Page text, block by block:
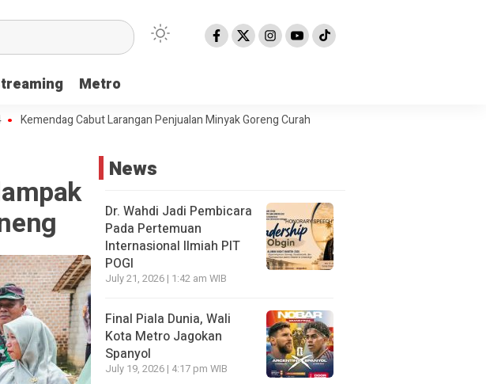
Metro
Cabut Larangan Penjualan Minyak Goreng Curah Berita Populer: Uji Coba Gage ke Anyer-
News
Dr. Wahdi Jadi Pembicara
Pada Pertemuan
Internasional Ilmiah PIT
POGI
July 21, 2026 | 1:42 am WIB
Final Piala Dunia, Wali
Kota Metro Jagokan
Spanyol
July 19, 2026 | 4:17 pm WIB